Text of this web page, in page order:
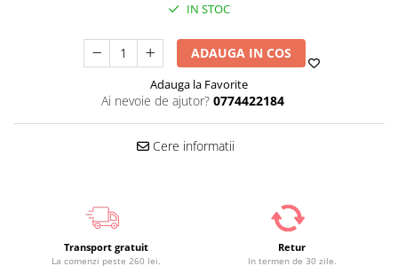
IN STOC
ADAUGA IN COS
Adauga la Favorite
Ai nevoie de ajutor? 0774422184
Cere informatii
Transport gratuit
La comenzi peste 260 lei.
Retur
In termen de 30 zile.